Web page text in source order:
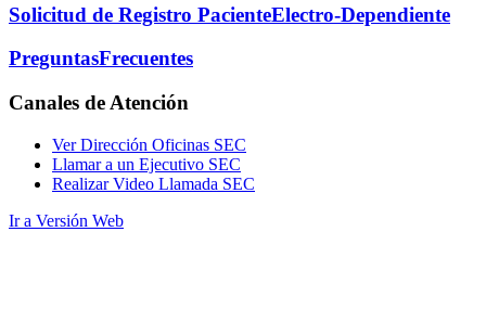
Solicitud de Registro PacienteElectro-Dependiente
PreguntasFrecuentes
Canales de Atención
Ver Dirección Oficinas SEC
Llamar a un Ejecutivo SEC
Realizar Video Llamada SEC
Ir a Versión Web